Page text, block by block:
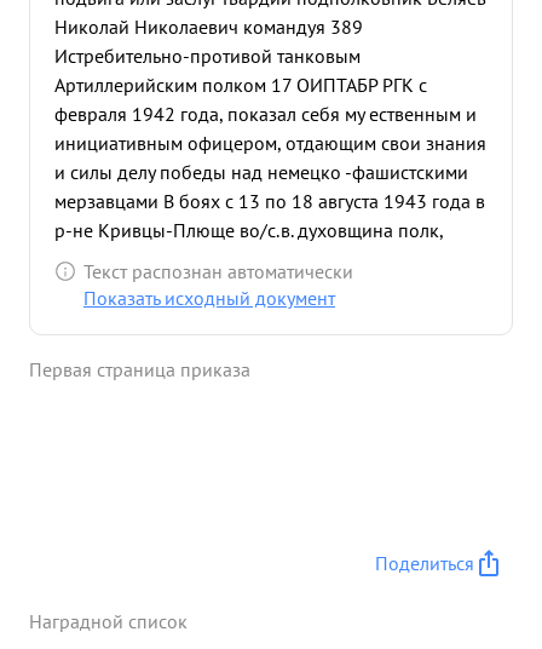
Николай Николаевич командуя 389
Истребительно-противой танковым
Артиллерийским полком 17 ОИПТАБР РГК с
февраля 1942 года, показал себя му ественным и
инициативным офицером, отдающим свои знания
и силы делу победы над немецко -фашистскими
мерзавцами В боях с 13 по 18 августа 1943 года в
р-не Кривцы-Плюще во/с.в. духовщина полк,
руководимый Гв.подполковником Беляевым Н.Н.
уничтожил и рассеял до батальона солдат и
орудия ПТО, 8 пулеметов разбил 5 дзотов
Текст распознан автоматически
Показать исходный документ
Первая страница приказа
Поделиться
Наградной список